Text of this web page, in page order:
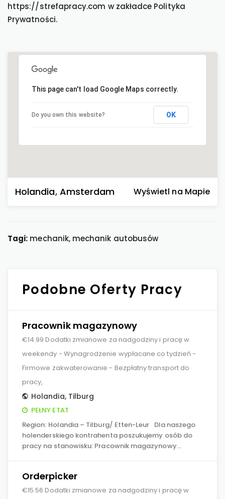
https://strefapracy.com w zakładce Polityka
Prywatności.
This page can't load Google Maps correctly.
Do you own this website? OK
Holandia, Amsterdam Wyświetl na Mapie
Tagi: mechanik, mechanik autobusów
Podobne Oferty Pracy
Pracownik magazynowy
€14.99 Dodatki zmianowe za nadgodziny i pracę w
weekendy - Wynagrodzenie wypłacane co tydzień -
Firmowe zakwaterowanie - Bezpłatny transport do
pracy,
Holandia, Tilburg
PEŁNY ETAT
Region: Holandia – Tilburg/ Etten-Leur Dla naszego
holenderskiego kontrahenta poszukujemy osób do
pracy na stanowisku: Pracownik magazynowy…
Orderpicker
€15.56 Dodatki zmianowe za nadgodziny i pracę w